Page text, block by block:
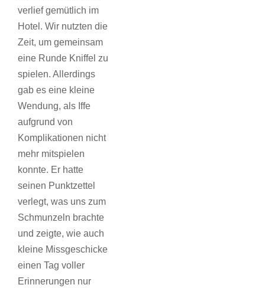
verlief gemütlich im
Hotel. Wir nutzten die
Zeit, um gemeinsam
eine Runde Kniffel zu
spielen. Allerdings
gab es eine kleine
Wendung, als Iffe
aufgrund von
Komplikationen nicht
mehr mitspielen
konnte. Er hatte
seinen Punktzettel
verlegt, was uns zum
Schmunzeln brachte
und zeigte, wie auch
kleine Missgeschicke
einen Tag voller
Erinnerungen nur